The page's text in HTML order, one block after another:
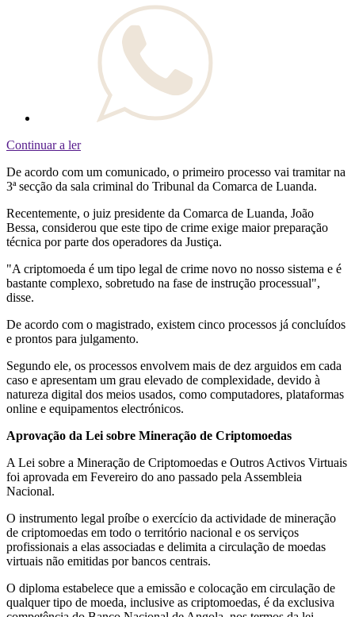
Continuar a ler
De acordo com um comunicado, o primeiro processo vai tramitar na
3ª secção da sala criminal do Tribunal da Comarca de Luanda.
Recentemente, o juiz presidente da Comarca de Luanda, João
Bessa, considerou que este tipo de crime exige maior preparação
técnica por parte dos operadores da Justiça.
"A criptomoeda é um tipo legal de crime novo no nosso sistema e é
bastante complexo, sobretudo na fase de instrução processual",
disse.
De acordo com o magistrado, existem cinco processos já concluídos
e prontos para julgamento.
Segundo ele, os processos envolvem mais de dez arguidos em cada
caso e apresentam um grau elevado de complexidade, devido à
natureza digital dos meios usados, como computadores, plataformas
online e equipamentos electrónicos.
Aprovação da Lei sobre Mineração de Criptomoedas
A Lei sobre a Mineração de Criptomoedas e Outros Activos Virtuais
foi aprovada em Fevereiro do ano passado pela Assembleia
Nacional.
O instrumento legal proíbe o exercício da actividade de mineração
de criptomoedas em todo o território nacional e os serviços
profissionais a elas associadas e delimita a circulação de moedas
virtuais não emitidas por bancos centrais.
O diploma estabelece que a emissão e colocação em circulação de
qualquer tipo de moeda, inclusive as criptomoedas, é da exclusiva